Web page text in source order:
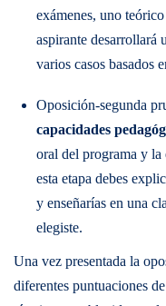
exámenes, uno
aspirante desarrollará
varios casos basados
Oposición-segunda
capacidades
oral del programa y
esta etapa debes
y enseñarías en una
elegiste.
Una vez presentada la
diferentes puntuaciones